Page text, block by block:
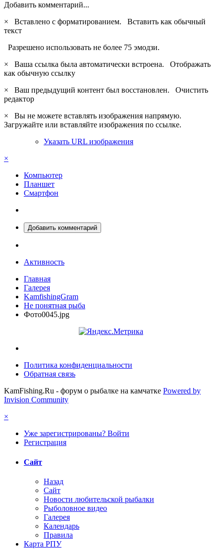
Добавить комментарий...
×
Вставлено с форматированием. Вставить как обычный
текст
Разрешено использовать не более 75 эмодзи.
×
Ваша ссылка была автоматически встроена. Отображать
как обычную ссылку
×
Ваш предыдущий контент был восстановлен. Очистить
редактор
×
Вы не можете вставлять изображения напрямую.
Загружайте или вставляйте изображения по ссылке.
Указать URL изображения
×
Компьютер
Планшет
Смартфон
Добавить комментарий
Активность
Главная
Галерея
KamfishingGram
Не понятная рыба
Фото0045.jpg
Политика конфиденциальности
Обратная связь
KamFishing.Ru - форум о рыбалке на камчатке Powered by
Invision Community
×
Уже зарегистрированы? Войти
Регистрация
Сайт
Назад
Сайт
Новости любительской рыбалки
Рыболовное видео
Галерея
Календарь
Правила
Карта РПУ